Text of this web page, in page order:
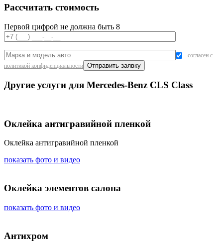
Рассчитать стоимость
Первой цифрой не должна быть 8
согласен с
политикой конфиденциальности
Другие услуги для Mercedes-Benz CLS Class
Оклейка антигравийной пленкой
Оклейка антигравийной пленкой
показать фото и видео
Оклейка элементов салона
показать фото и видео
Антихром